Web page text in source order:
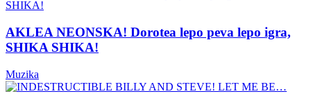
AKLEA NEONSKA! Dorotea lepo peva lepo igra,
SHIKA SHIKA!
Muzika